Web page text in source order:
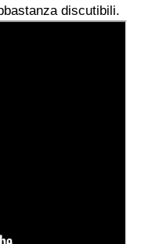
discutibili.